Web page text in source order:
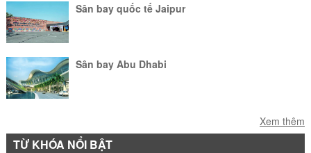
Sân bay quốc tế Jaipur
Sân bay Abu Dhabi
Xem thêm
TỪ KHÓA NỔI BẬT